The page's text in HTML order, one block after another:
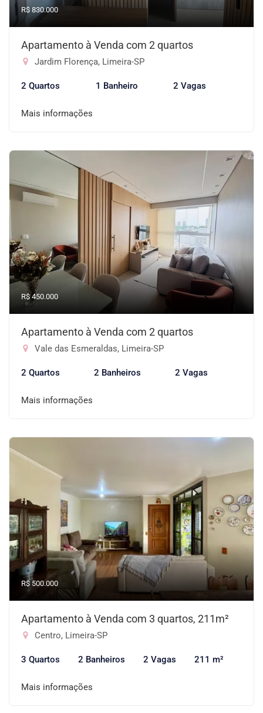
R$ 830.000
Apartamento à Venda com 2 quartos
Jardim Florença, Limeira-SP
2 Quartos 1 Banheiro 2 Vagas
Mais informações
R$ 450.000
Apartamento à Venda com 2 quartos
Vale das Esmeraldas, Limeira-SP
2 Quartos 2 Banheiros 2 Vagas
Mais informações
R$ 500.000
Apartamento à Venda com 3 quartos, 211m²
Centro, Limeira-SP
3 Quartos 2 Banheiros 2 Vagas 211 m²
Mais informações